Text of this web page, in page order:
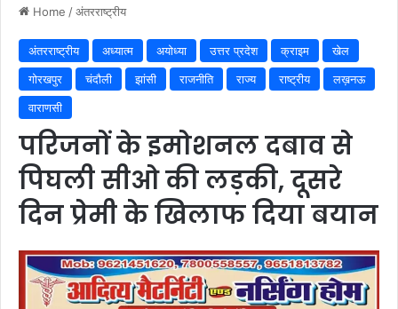
Home /अंतरराष्ट्रीय
अंतरराष्ट्रीय अध्यात्म अयोध्या उत्तर प्रदेश क्राइम
खेल
गोरखपुर
चंदौली झांसी राजनीति राज्य राष्ट्रीय
लख़नऊ
वाराणसी
परिजनों के इमोशनल दबाव से
पिघली सीओ की लड़की, दूसरे
दिन प्रेमी के खिलाफ दिया बयान